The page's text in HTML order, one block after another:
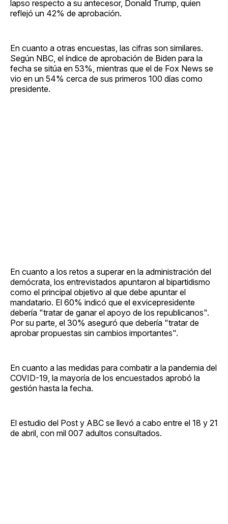
lapso respecto a su antecesor, Donald Trump, quien
reflejó un 42% de aprobación.
En cuanto a otras encuestas, las cifras son similares.
Según NBC, el índice de aprobación de Biden para la
fecha se sitúa en 53%, mientras que el de Fox News se
vio en un 54% cerca de sus primeros 100 días como
presidente.
En cuanto a los retos a superar en la administración del
demócrata, los entrevistados apuntaron al bipartidismo
como el principal objetivo al que debe apuntar el
mandatario. El 60% indicó que el exvicepresidente
debería "tratar de ganar el apoyo de los republicanos".
Por su parte, el 30% aseguró que debería "tratar de
aprobar propuestas sin cambios importantes".
En cuanto a las medidas para combatir a la pandemia del
COVID-19, la mayoría de los encuestados aprobó la
gestión hasta la fecha.
El estudio del Post y ABC se llevó a cabo entre el 18 y 21
de abril, con mil 007 adultos consultados.